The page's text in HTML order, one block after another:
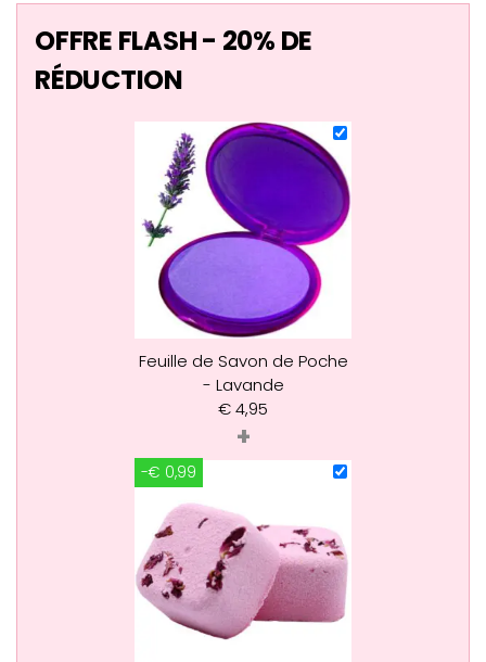
OFFRE FLASH - 20% DE
RÉDUCTION
Feuille de Savon de Poche
- Lavande
€4,95
+
-€ 0,99